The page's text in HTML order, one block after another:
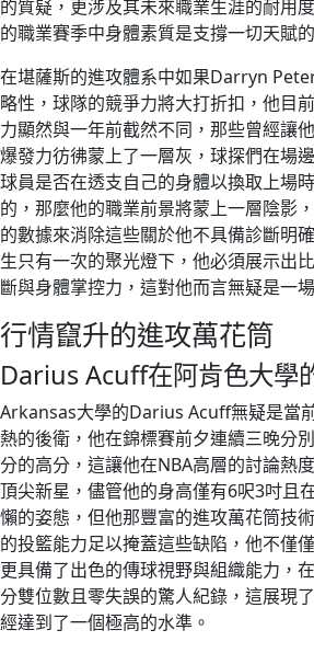
的質疑，更涉及其未來職業生涯的耐用
的職業賽季中身體素質是支撐一切天賦
在堪薩斯的進攻體系中如果Darryn
略性，球隊的競爭力將大打折扣，他目
力顯然與一年前截然不同，那些曾經讓
爆發力彷彿蒙上了一層灰，球探們在場
球員是否在透支自己的身體以換取上場
的，那麼他的職業前景將蒙上一層陰影
的數據來消除這些關於他不具備診斷明
生只有一次的聚光燈下，他必須展示出
斷與身體掌控力，這對他而言無疑是一
行情竄升的進攻萬花筒
Darius Acuff在阿肯色大學
Arkansas大學的Darius Acuff無疑是當
熱的後衛，他在錦標賽前夕連續三晚分
分的高分，這讓他在NBA高層的討論熱
頂尖新星，儘管他的身高僅有6呎3吋且
懶的姿態，但他那豐富的進攻萬花筒技
的投籃能力足以掩蓋這些缺陷，他不僅
更具備了出色的傳球視野與組織能力，
分雙位數且零失誤的驚人紀錄，這展現
經達到了一個極高的水準。